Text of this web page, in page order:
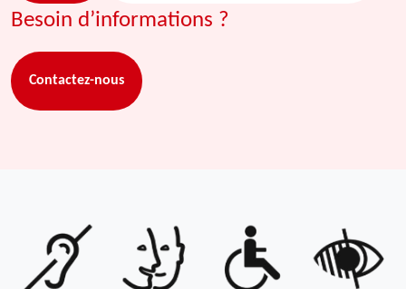
Besoin d’informations ?
Contactez-nous